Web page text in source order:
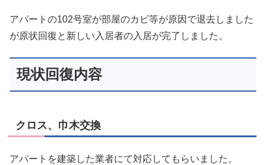
アパートの102号室が部屋のカビ等が原因で退去しました
が原状回復と新しい入居者の入居が完了しました。
現状回復内容
クロス、巾木交換
アパートを建築した業者にて対応してもらいました。